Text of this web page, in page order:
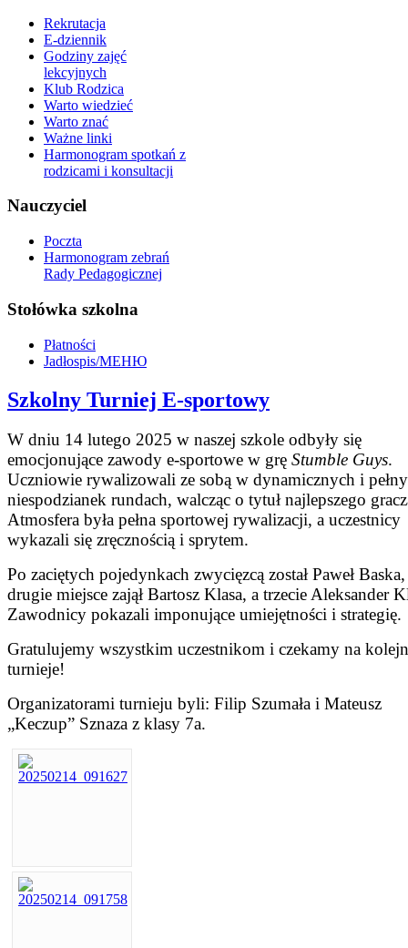
Rekrutacja
E-dziennik
Godziny zajęć
lekcyjnych
Klub Rodzica
Warto wiedzieć
Warto znać
Ważne linki
Harmonogram spotkań z
rodzicami i konsultacji
Nauczyciel
Poczta
Harmonogram zebrań
Rady Pedagogicznej
Stołówka szkolna
Płatności
Jadłospis/МЕНЮ
Szkolny Turniej E-sportowy
W dniu 14 lutego 2025 w naszej szkole odbyły się
emocjonujące zawody e-sportowe w grę Stumble Guys.
Uczniowie rywalizowali ze sobą w dynamicznych i
niespodzianek rundach, walcząc o tytuł najlepszego
Atmosfera była pełna sportowej rywalizacji, a uczestnicy
wykazali się zręcznością i sprytem.
Po zaciętych pojedynkach zwycięzcą został Paweł Baska,
drugie miejsce zajął Bartosz Klasa, a trzecie Aleksander
Zawodnicy pokazali imponujące umiejętności i strategię.
Gratulujemy wszystkim uczestnikom i czekamy na
turnieje!
Organizatorami turnieju byli: Filip Szumała i Mateusz
„Keczup” Sznaza z klasy 7a.